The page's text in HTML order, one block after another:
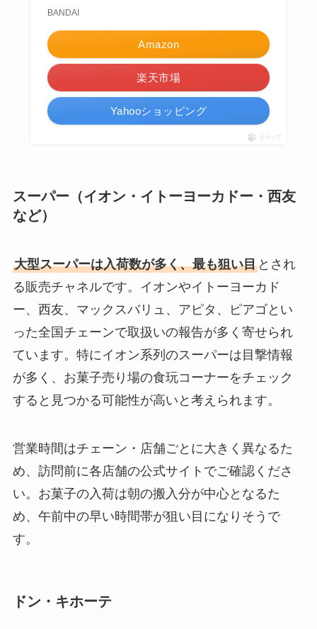
BANDAI
Amazon
楽天市場
Yahooショッピング
ポチップ
スーパー（イオン・イトーヨーカドー・西友
など）
大型スーパーは入荷数が多く、最も狙い目とされ
る販売チャネルです。イオンやイトーヨーカド
ー、西友、マックスバリュ、アピタ、ピアゴとい
った全国チェーンで取扱いの報告が多く寄せられ
ています。特にイオン系列のスーパーは目撃情報
が多く、お菓子売り場の食玩コーナーをチェック
すると見つかる可能性が高いと考えられます。
営業時間はチェーン・店舗ごとに大きく異なるた
め、訪問前に各店舗の公式サイトでご確認くださ
い。お菓子の入荷は朝の搬入分が中心となるた
め、午前中の早い時間帯が狙い目になりそうで
す。
ドン・キホーテ